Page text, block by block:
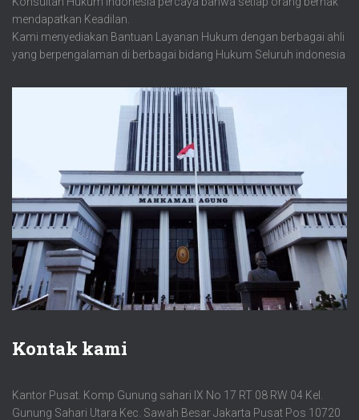
mendapatkan Keadilan.
Kami menyediakan Bantuan Layanan Hukum dengan berbagai ahli
yang berpengalaman di berbagai bidang Hukum Seluruh indonesia
Kontak kami
Kantor Pusat. Komp Gunung sahari IX No 17 RT 08 RW 04 Kel.
Gunung Sahari Utara Kec. Sawah Besar Jakarta Pusat Pos 10720